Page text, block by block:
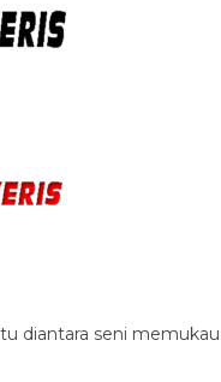
diantara seni